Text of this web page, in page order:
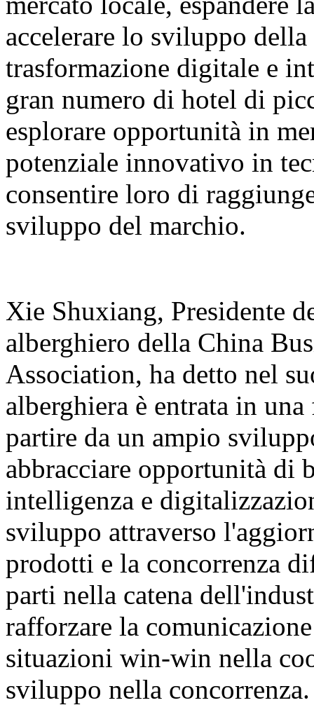
accelerare lo sviluppo
trasformazione digitale e
gran numero di hotel di
esplorare opportunità in
potenziale innovativo in
consentire loro di
sviluppo del marchio.
Xie Shuxiang, Presidente
alberghiero della China
Association, ha detto nel
alberghiera è entrata in
partire da un ampio
abbracciare opportunità di
intelligenza e
sviluppo attraverso
prodotti e la concorrenza
parti nella catena
rafforzare la
situazioni win-win nella
sviluppo nella concorrenza.